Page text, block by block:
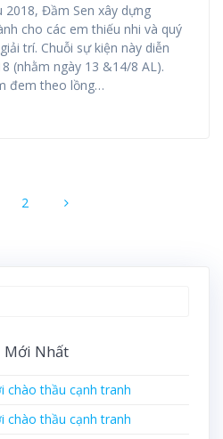
Đầm Sen xây dựng
cho các em thiếu nhi và quý
trí. Chuỗi sự kiện này diễn
(nhằm ngày 13 &14/8 AL).
đem theo lồng…
Page
2
Mới Nhất
chào thầu cạnh tranh
chào thầu cạnh tranh